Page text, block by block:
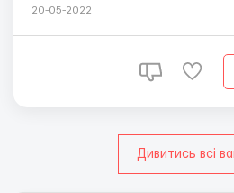
Обязанности: сваривание
Выплата зарплаты ежеме...
20-05-2022
Дивитись всі